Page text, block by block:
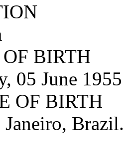
BIRTH
05 June 1955
OF BIRTH
Janeiro, Brazil.